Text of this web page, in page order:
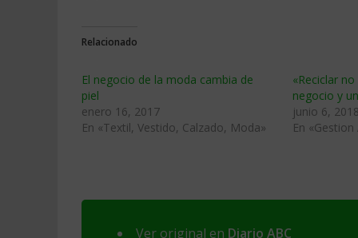
Relacionado
El negocio de la moda cambia de
piel
enero 16, 2017
En «Textil, Vestido, Calzado, Moda»
«Reciclar
negocio y
junio 6, 2018
En
Ver original en Diario ABC